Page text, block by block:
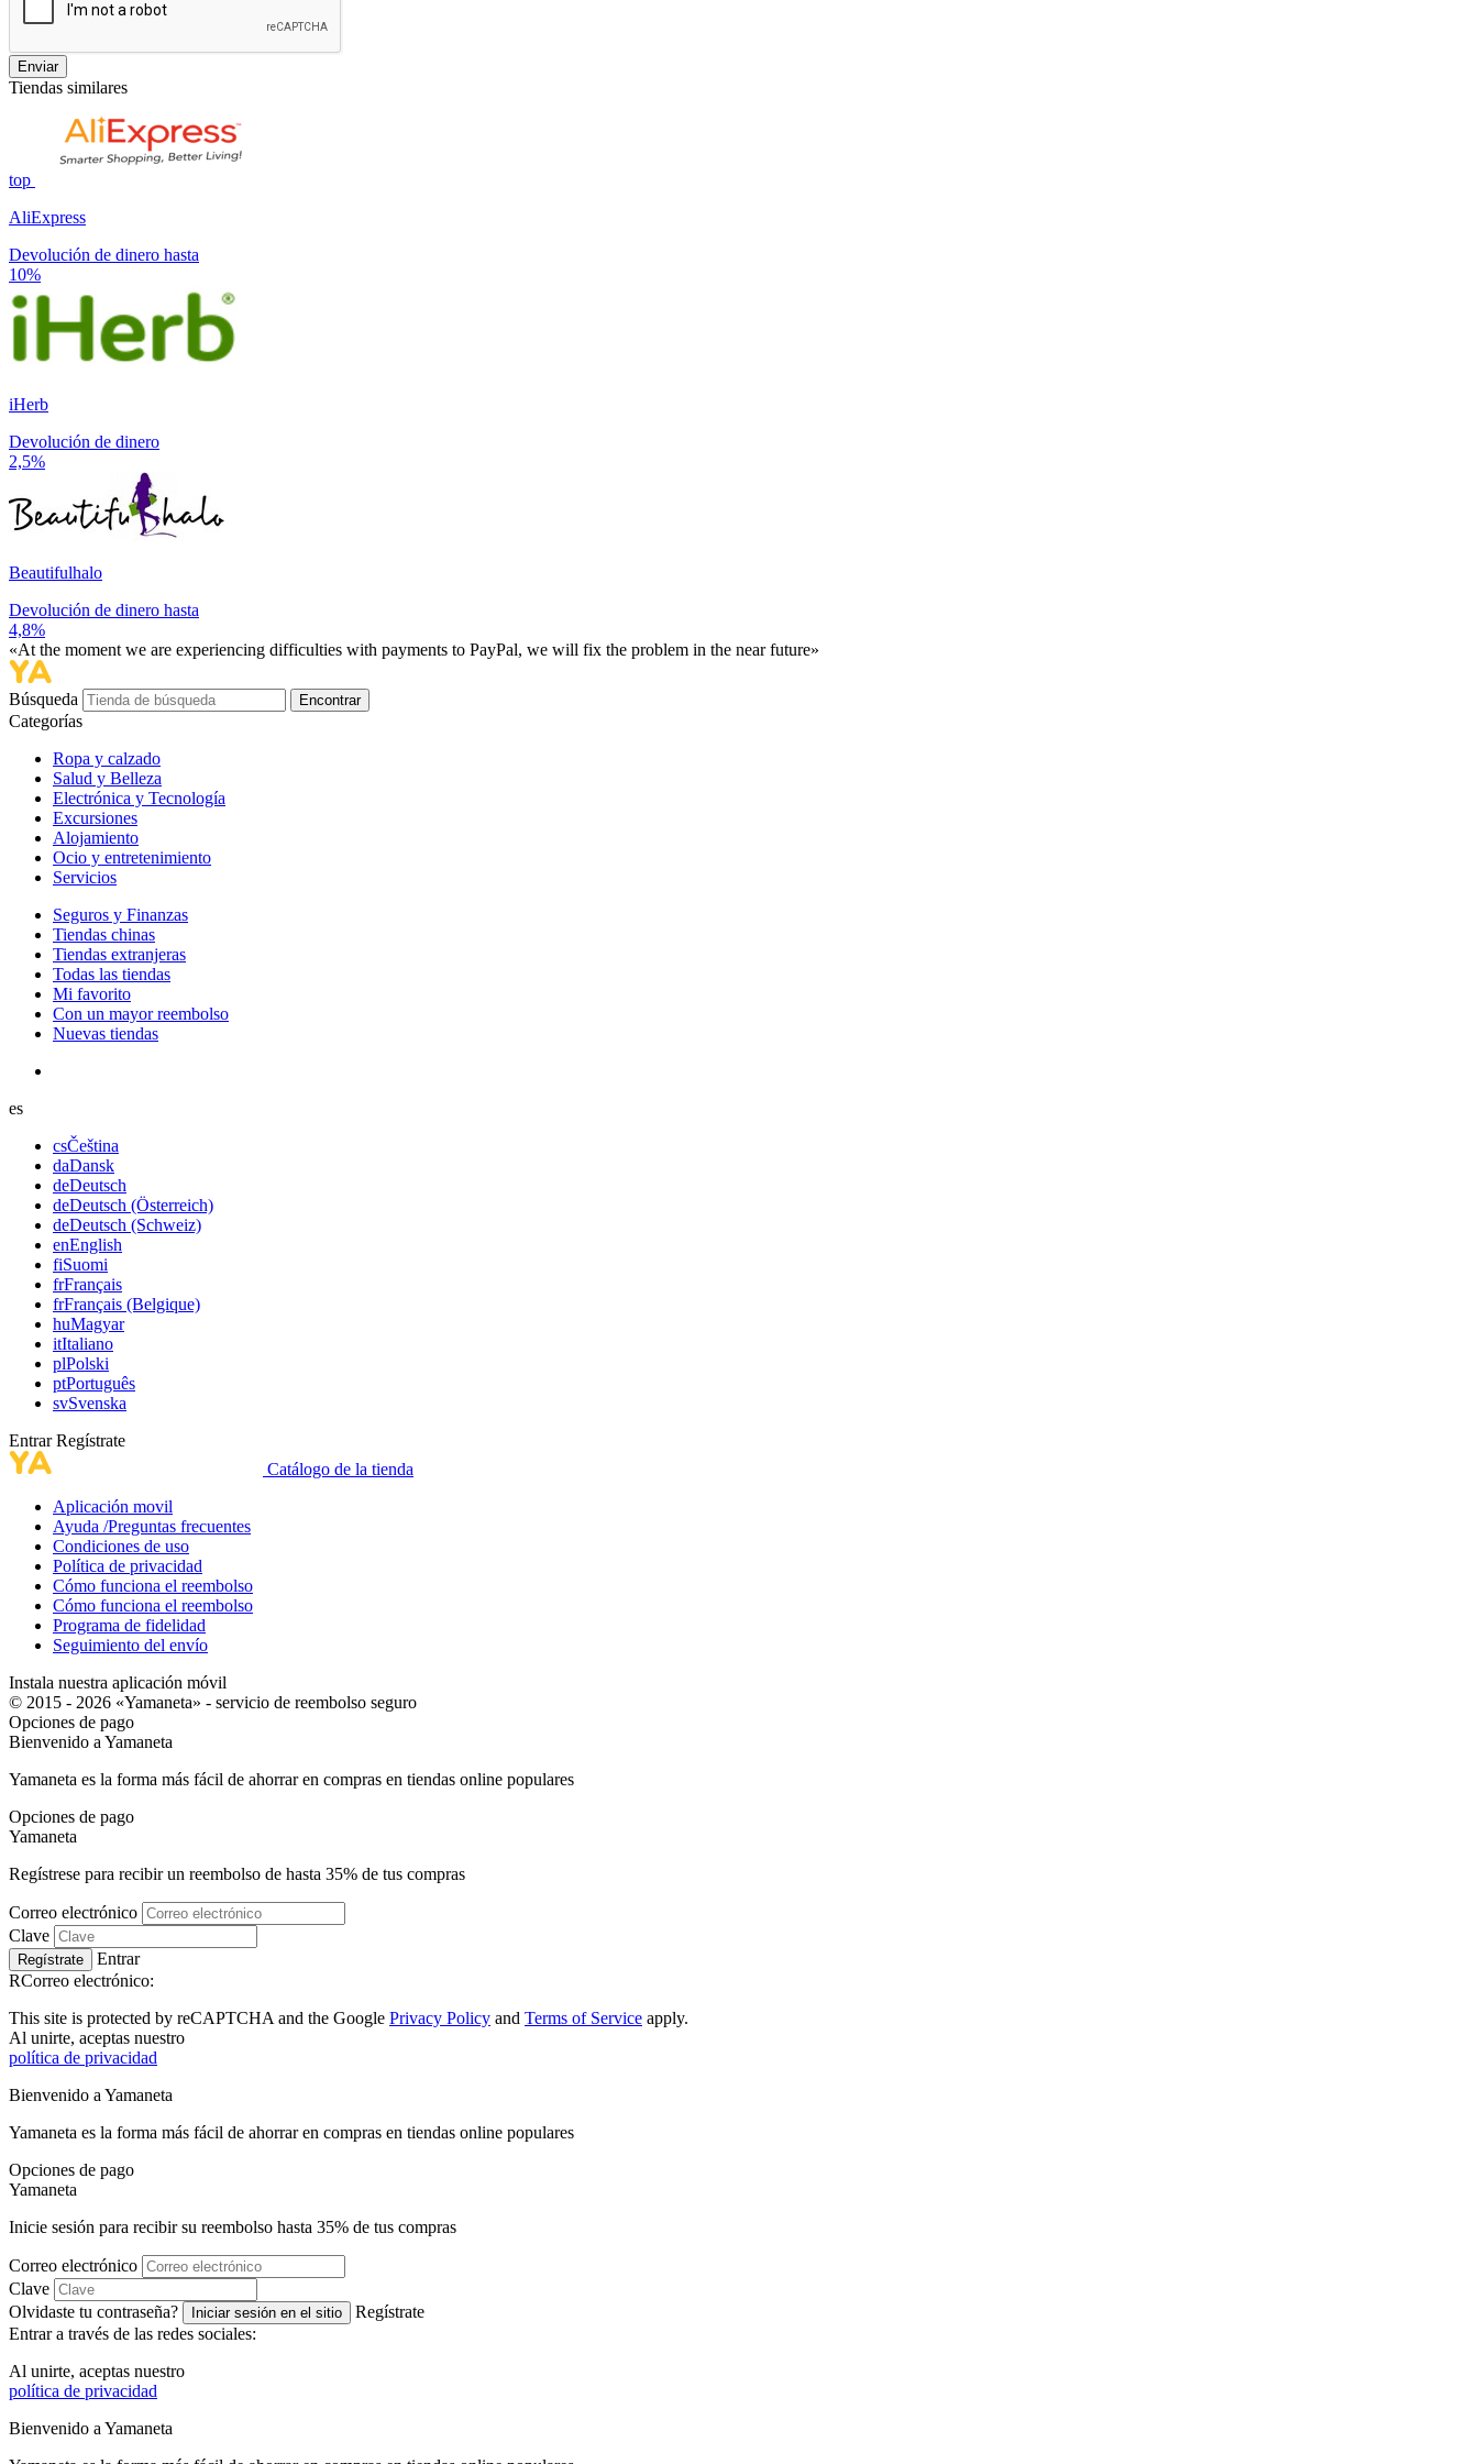
Enviar
Tiendas similares
top
AliExpress
Devolución de dinero hasta
10%
iHerb
Devolución de dinero
2,5%
Beautifulhalo
Devolución de dinero hasta
4,8%
«At the moment we are experiencing difficulties with payments to PayPal, we will fix the problem in the near future»
Búsqueda Encontrar
Categorías
Ropa y calzado
Salud y Belleza
Electrónica y Tecnología
Excursiones
Alojamiento
Ocio y entretenimiento
Servicios
Seguros y Finanzas
Tiendas chinas
Tiendas extranjeras
Todas las tiendas
Mi favorito
Con un mayor reembolso
Nuevas tiendas
es
csČeština
daDansk
deDeutsch
deDeutsch (Österreich)
deDeutsch (Schweiz)
enEnglish
fiSuomi
frFrançais
frFrançais (Belgique)
huMagyar
itItaliano
plPolski
ptPortuguês
svSvenska
Entrar Regístrate
Catálogo de la tienda
Aplicación movil
Ayuda /Preguntas frecuentes
Condiciones de uso
Política de privacidad
Cómo funciona el reembolso
Cómo funciona el reembolso
Programa de fidelidad
Seguimiento del envío
Instala nuestra aplicación móvil
© 2015 - 2026 «Yamaneta» - servicio de reembolso seguro
Opciones de pago
Bienvenido a Yamaneta
Yamaneta es la forma más fácil de ahorrar en compras en tiendas online populares
Opciones de pago
Yamaneta
Regístrese para recibir un reembolso de hasta 35% de tus compras
Correo electrónico
Clave
Regístrate
Entrar
RCorreo electrónico:
This site is protected by reCAPTCHA and the Google Privacy Policy and Terms of Service apply.
Al unirte, aceptas nuestro
política de privacidad
Bienvenido a Yamaneta
Yamaneta es la forma más fácil de ahorrar en compras en tiendas online populares
Opciones de pago
Yamaneta
Inicie sesión para recibir su reembolso hasta 35% de tus compras
Correo electrónico
Clave
Olvidaste tu contraseña?
Iniciar sesión en el sitio
Regístrate
Entrar a través de las redes sociales:
Al unirte, aceptas nuestro
política de privacidad
Bienvenido a Yamaneta